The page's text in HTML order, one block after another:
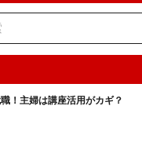
！主婦は講座活用がカギ？